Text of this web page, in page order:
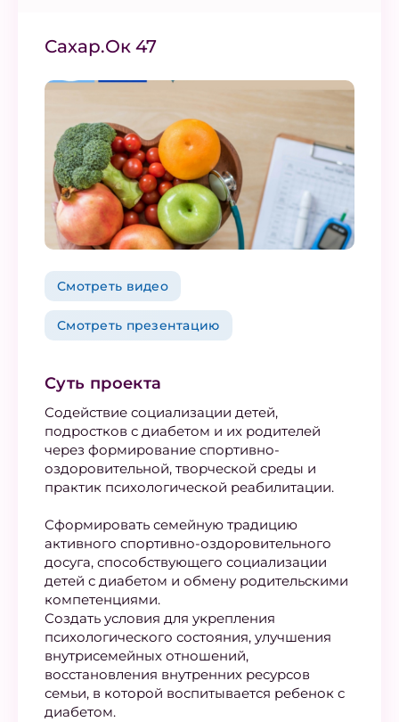
Сахар.Ок 47
Смотреть видео
Смотреть презентацию
Суть проекта
Содействие социализации детей,
подростков с диабетом и их родителей
через формирование спортивно-
оздоровительной, творческой среды и
практик психологической реабилитации.
Сформировать семейную традицию
активного спортивно-оздоровительного
досуга, способствующего социализации
детей с диабетом и обмену родительскими
компетенциями.
Создать условия для укрепления
психологического состояния, улучшения
внутрисемейных отношений,
восстановления внутренних ресурсов
семьи, в которой воспитывается ребенок с
диабетом.